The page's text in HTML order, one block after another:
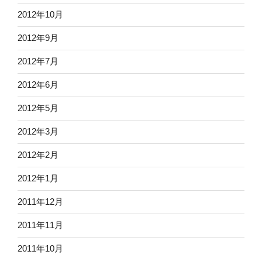
2012年10月
2012年9月
2012年7月
2012年6月
2012年5月
2012年3月
2012年2月
2012年1月
2011年12月
2011年11月
2011年10月